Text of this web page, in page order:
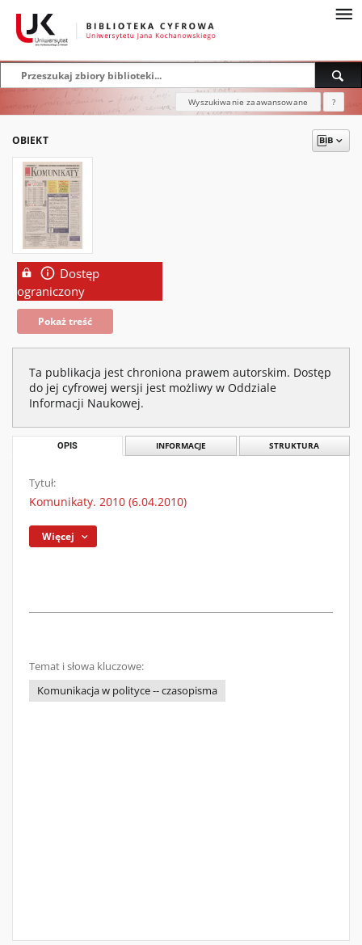
Wyszukiwanie zaawansowane ?
OBIEKT
Dostęp
ograniczony
Pokaż treść
Ta publikacja jest chroniona prawem autorskim. Dostęp
do jej cyfrowej wersji jest możliwy w Oddziale
Informacji Naukowej.
OPIS INFORMACJE STRUKTURA
Tytuł:
Komunikaty. 2010 (6.04.2010)
Więcej
Temat i słowa kluczowe:
Komunikacja w polityce -- czasopisma